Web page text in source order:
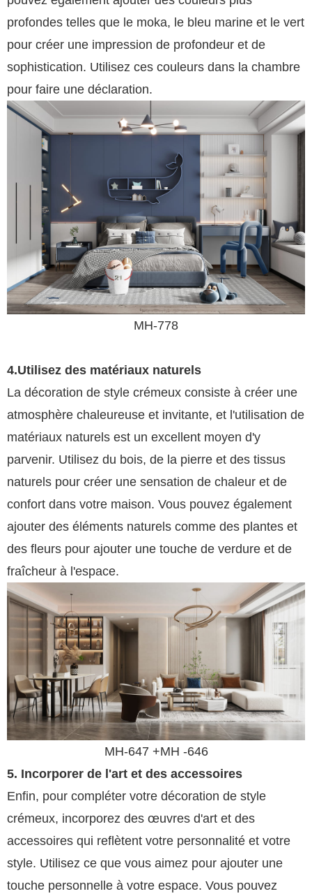
profondes telles que le moka, le bleu marine et le vert
pour créer une impression de profondeur et de
sophistication. Utilisez ces couleurs dans la chambre
pour faire une déclaration.
MH-778
4.Utilisez des matériaux naturels
La décoration de style crémeux consiste à créer une
atmosphère chaleureuse et invitante, et l'utilisation de
matériaux naturels est un excellent moyen d'y
parvenir. Utilisez du bois, de la pierre et des tissus
naturels pour créer une sensation de chaleur et de
confort dans votre maison. Vous pouvez également
ajouter des éléments naturels comme des plantes et
des fleurs pour ajouter une touche de verdure et de
fraîcheur à l'espace.
MH-647 +MH -646
5. Incorporer de l'art et des accessoires
Enfin, pour compléter votre décoration de style
crémeux, incorporez des œuvres d'art et des
accessoires qui reflètent votre personnalité et votre
style. Utilisez ce que vous aimez pour ajouter une
touche personnelle à votre espace. Vous pouvez